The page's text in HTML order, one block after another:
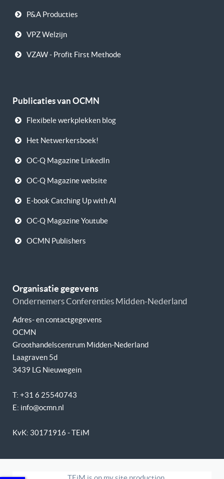
P&A Producties
VPZ Welzijn
VZAW - Profit First Methode
Publicaties van OCMN
Flexibele werkplekken blog
Het Netwerkersboek!
OC-Q Magazine LinkedIn
OC-Q Magazine website
E-book Catching Up with AI
OC-Q Magazine Youtube
OCMN Publishers
Organisatie gegevens
Ondernemers Conferenties Midden-Nederland
Adres- en contactgegevens
OCMN
Groothandelscentrum Midden-Nederland
Laagraven 5d
3439 LG Nieuwegein
T: +31 6 25540743
E: info@ocmn.nl
KvK: 30171916 - TEiM